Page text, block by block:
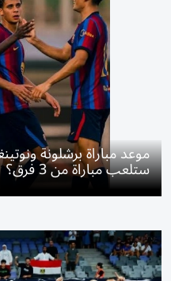
موعد مباراة برشلونة
ستلعب مباراة من 3 فرق؟